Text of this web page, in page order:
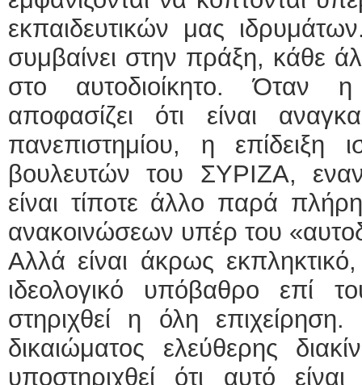
εκπαιδευτικών μας
συμβαίνει στην πράξη, κάθε
στο αυτοδιοίκητο. Όταν
αποφασίζει ότι είναι
πανεπιστημίου, η επίδειξη
βουλευτών του ΣΥΡΙΖΑ,
είναι τίποτε άλλο παρά
ανακοινώσεων υπέρ του
Αλλά είναι άκρως
ιδεολογικό υπόβαθρο επί
στηριχθεί η όλη
δικαιώματος ελεύθερης
υποστηριχθεί ότι αυτό